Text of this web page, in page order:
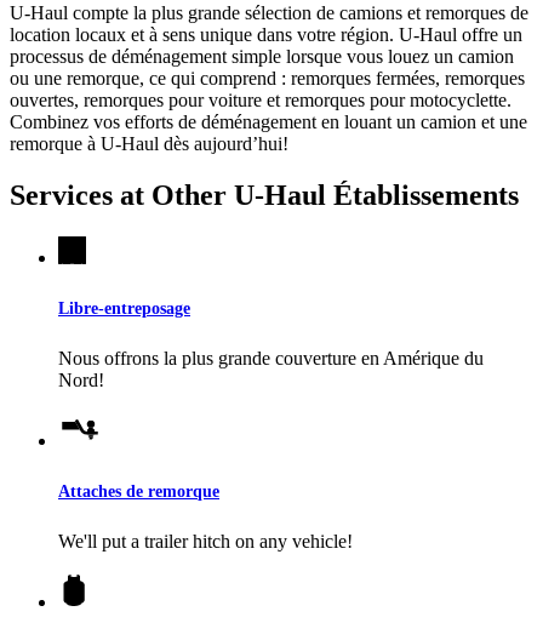
U-Haul compte la plus grande sélection de camions et remorques de
location locaux et à sens unique dans votre région. U-Haul offre un
processus de déménagement simple lorsque vous louez un camion
ou une remorque, ce qui comprend : remorques fermées, remorques
ouvertes, remorques pour voiture et remorques pour motocyclette.
Combinez vos efforts de déménagement en louant un camion et une
remorque à U-Haul dès aujourd’hui!
Services at Other U-Haul Établissements
Libre-entreposage
Nous offrons la plus grande couverture en Amérique du
Nord!
Attaches de remorque
We'll put a trailer hitch on any vehicle!